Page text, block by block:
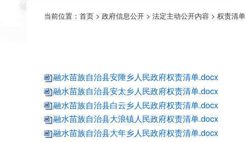
当前位置： 首页 > 政府信息公开 > 法定主动公开内容 > 权责清单
融水苗族自治县安陲乡人民政府权责清单.docx
融水苗族自治县安太乡人民政府权责清单.docx
融水苗族自治县白云乡人民政府权责清单.docx
融水苗族自治县大浪镇人民政府权责清单.docx
融水苗族自治县大年乡人民政府权责清单.docx